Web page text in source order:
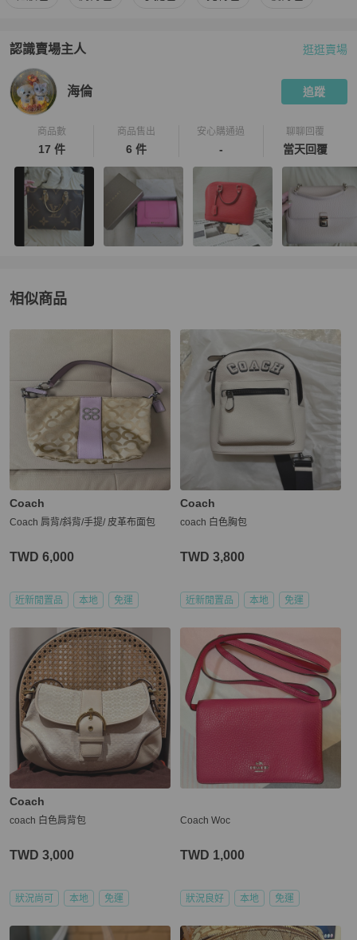
認識賣場主人
PopChill 拍拍圈嚴選賣家
逛逛賣場
海倫 追蹤
商品數
17 件
商品售出
6 件
安心購通過
-
聊聊回覆
當天回覆
相似商品
更多相似Coach女包推薦精品
Coach
Coach 肩背/斜背/手提/ 皮革布面包
TWD 6,000
近新閒置品 本地 免運
Coach
coach 白色胸包
TWD 3,800
近新閒置品 本地 免運
Coach
coach 白色肩背包
TWD 3,000
狀況尚可 本地 免運
Coach Woc
TWD 1,000
狀況良好 本地 免運